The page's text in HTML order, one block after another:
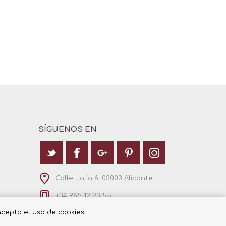
SÍGUENOS EN
Calle Italia 6, 03003 Alicante
+34 965 12 23 55
el uso de cookies.